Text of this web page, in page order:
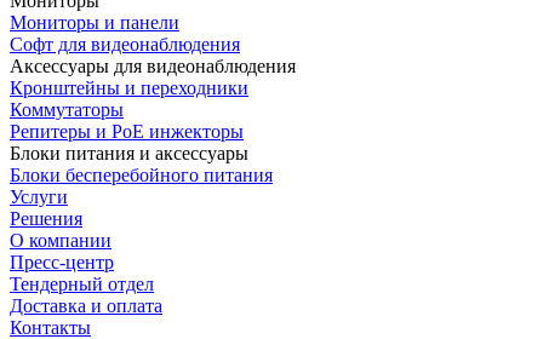
Мониторы и панели
Софт для видеонаблюдения
Аксессуары для видеонаблюдения
Кронштейны и переходники
Коммутаторы
Репитеры и PoE инжекторы
Блоки питания и аксессуары
Блоки бесперебойного питания
Услуги
Решения
О компании
Пресс-центр
Тендерный отдел
Доставка и оплата
Контакты